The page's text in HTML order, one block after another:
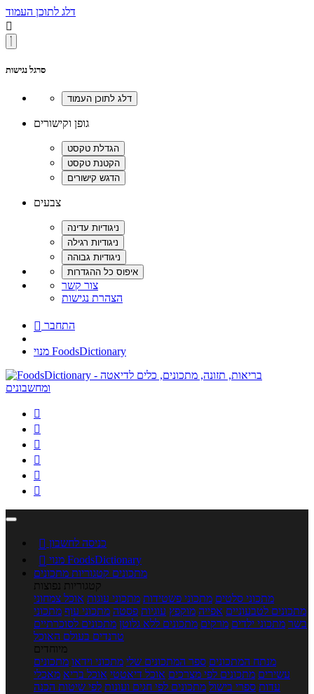
דלג לתוכן העמוד

סרגל נגישות
גופן וקישורים
צבעים
צור קשר
הצהרת נגישות
 התחבר
מנוי FoodsDictionary






 כניסה לחשבון

מנוי FoodsDictionary
מתכונים קטגוריות מתכונים
קטגוריות נפוצות
מתכוני סלטים מתכוני פשטידות מתכוני עוגות אוכל צמחוני
מתכונים לטבעוניים אפייה מוקפץ עוגיות פסטה מתכוני עוף מתכוני
בשר מתכוני ילדים מרקים מתכונים ללא גלוטן מתכונים לסוכרתיים
טרנדים בעולם האוכל
מיוחדים
מנתח המתכונים ספר המתכונים שלי מתכוני וידאו מתכונים
עשירים מתכונים לפי מצרכים אוכל דיאטטי אוכל בריא מאכלי
עדות ספרי בישול מתכונים לפי חגים ועונות לפי שיטות הכנה